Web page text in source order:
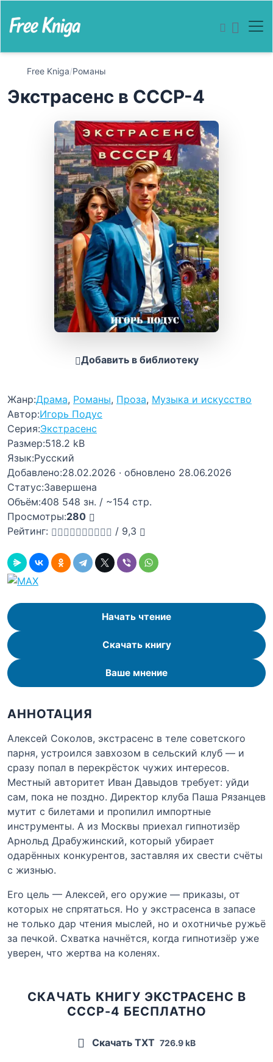
Free Kniga/Романы
Экстрасенс в СССР-4
Добавить в библиотеку
Жанр:Драма, Романы, Проза, Музыка и искусство
Автор:Игорь Подус
Серия:Экстрасенс
Размер:518.2 kB
Язык:Русский
Добавлено:28.02.2026 · обновлено 28.06.2026
Статус:Завершена
Объём:408 548 зн. / ~154 стр.
Просмотры:280
Рейтинг:
/ 9,3
Начать чтение
Скачать книгу
Ваше мнение
АННОТАЦИЯ
Алексей Соколов, экстрасенс в теле советского
парня, устроился завхозом в сельский клуб — и
сразу попал в перекрёсток чужих интересов.
Местный авторитет Иван Давыдов требует: уйди
сам, пока не поздно. Директор клуба Паша Рязанцев
мутит с билетами и пропилил импортные
инструменты. А из Москвы приехал гипнотизёр
Арнольд Драбужинский, который убирает
одарённых конкурентов, заставляя их свести счёты
с жизнью.
Его цель — Алексей, его оружие — приказы, от
которых не спрятаться. Но у экстрасенса в запасе
не только дар чтения мыслей, но и охотничье ружьё
за печкой. Схватка начнётся, когда гипнотизёр уже
уверен, что жертва на коленях.
СКАЧАТЬ КНИГУ ЭКСТРАСЕНС В
СССР-4 БЕСПЛАТНО
Скачать TXT 726.9 kB